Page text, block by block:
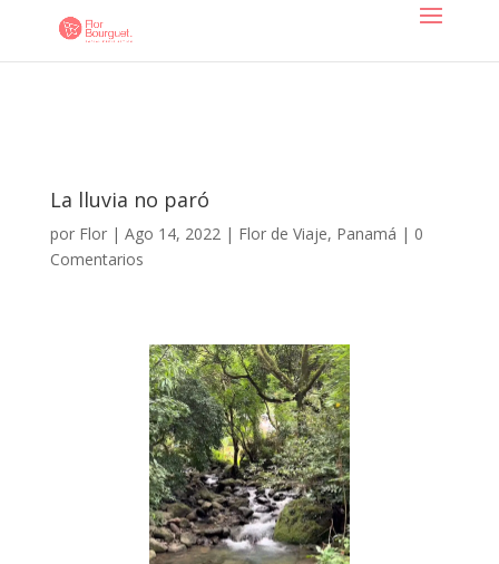
La lluvia no paró
por Flor| Ago 14, 2022| Flor de Viaje, Panamá | 0
Comentarios